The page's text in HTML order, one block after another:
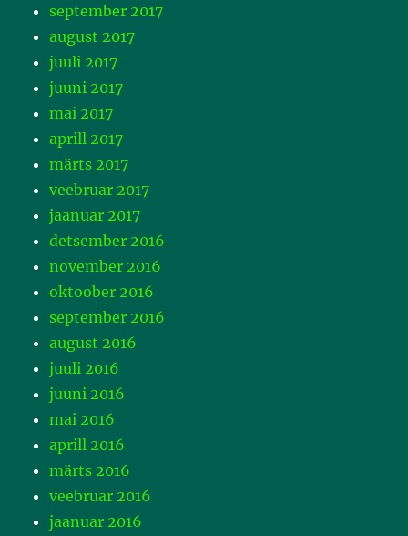
september 2017
august 2017
juuli 2017
juuni 2017
mai 2017
aprill 2017
märts 2017
veebruar 2017
jaanuar 2017
detsember 2016
november 2016
oktoober 2016
september 2016
august 2016
juuli 2016
juuni 2016
mai 2016
aprill 2016
märts 2016
veebruar 2016
jaanuar 2016